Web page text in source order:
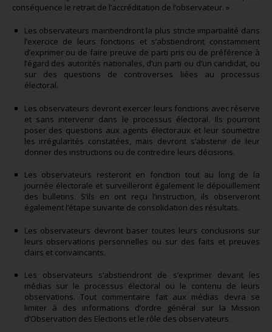
conséquence le retrait de l’accréditation de l’observateur. »
Les observateurs maintiendront la plus stricte impartialité dans
l’exercice de leurs fonctions et s’abstiendront constamment
d’exprimer ou de faire preuve de parti pris ou de préférence à
l’égard des autorités nationales, d’un parti ou d’un candidat, ou
sur des questions de controverses liées au processus
électoral.
Les observateurs devront exercer leurs fonctions avec réserve
et sans intervenir dans le processus électoral. Ils pourront
poser des questions aux agents électoraux et leur soumettre
les irrégularités constatées, mais devront s’abstenir de leur
donner des instructions ou de contredire leurs décisions.
Les observateurs resteront en fonction tout au long de la
journée électorale et surveilleront également le dépouillement
des bulletins. S’ils en ont reçu l’instruction, ils observeront
également l’étape suivante de consolidation des résultats.
Les observateurs devront baser toutes leurs conclusions sur
leurs observations personnelles ou sur des faits et preuves
clairs et convaincants.
Les observateurs s’abstiendront de s’exprimer devant les
médias sur le processus électoral ou le contenu de leurs
observations. Tout commentaire fait aux médias devra se
limiter à des informations d’ordre général sur la Mission
d’Observation des Elections et le rôle des observateurs.